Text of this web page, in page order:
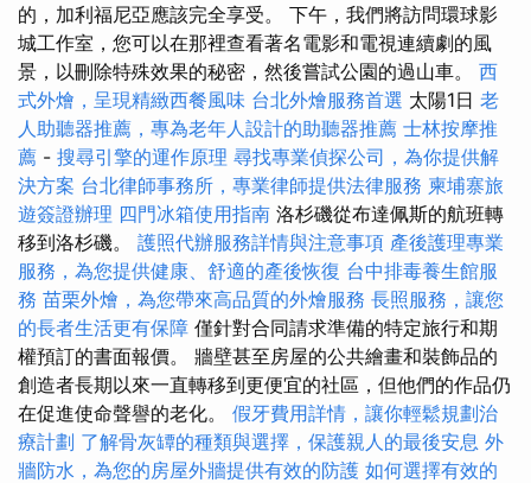
的，加利福尼亞應該完全享受。 下午，我們將訪問環球影
城工作室，您可以在那裡查看著名電影和電視連續劇的風
景，以刪除特殊效果的秘密，然後嘗試公園的過山車。 西
式外燴，呈現精緻西餐風味 台北外燴服務首選 太陽1日 老
人助聽器推薦，專為老年人設計的助聽器推薦 士林按摩推
薦 - 搜尋引擎的運作原理 尋找專業偵探公司，為你提供解
決方案 台北律師事務所，專業律師提供法律服務 柬埔寨旅
遊簽證辦理 四門冰箱使用指南 洛杉磯從布達佩斯的航班轉
移到洛杉磯。 護照代辦服務詳情與注意事項 產後護理專業
服務，為您提供健康、舒適的產後恢復 台中排毒養生館服
務 苗栗外燴，為您帶來高品質的外燴服務 長照服務，讓您
的長者生活更有保障 僅針對合同請求準備的特定旅行和期
權預訂的書面報價。 牆壁甚至房屋的公共繪畫和裝飾品的
創造者長期以來一直轉移到更便宜的社區，但他們的作品仍
在促進使命聲譽的老化。 假牙費用詳情，讓你輕鬆規劃治
療計劃 了解骨灰罈的種類與選擇，保護親人的最後安息 外
牆防水，為您的房屋外牆提供有效的防護 如何選擇有效的